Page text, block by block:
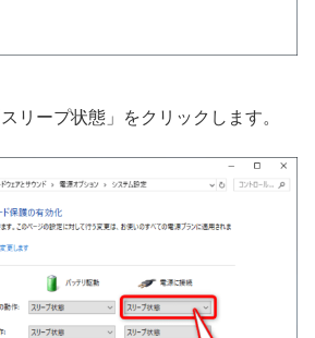
リープ状態」をクリックします。